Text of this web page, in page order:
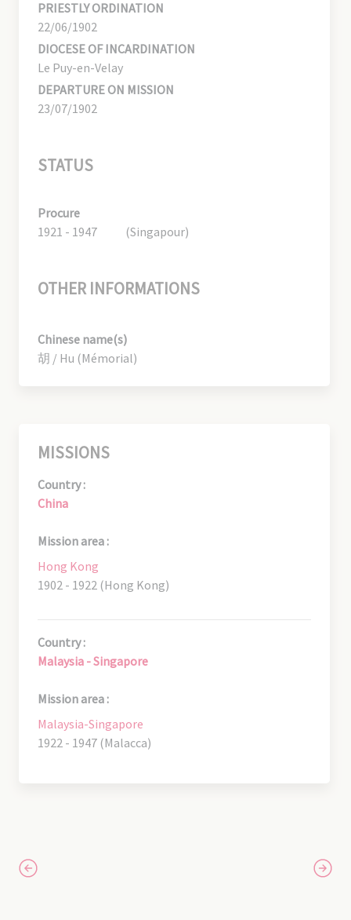
PRIESTLY ORDINATION
22/06/1902
DIOCESE OF INCARDINATION
Le Puy-en-Velay
DEPARTURE ON MISSION
23/07/1902
STATUS
Procure
1921 - 1947
(Singapour)
OTHER INFORMATIONS
Chinese name(s)
胡 / Hu (Mémorial)
MISSIONS
Country :
China
Mission area :
Hong Kong
1902 - 1922 (Hong Kong)
Country :
Malaysia - Singapore
Mission area :
Malaysia-Singapore
1922 - 1947 (Malacca)